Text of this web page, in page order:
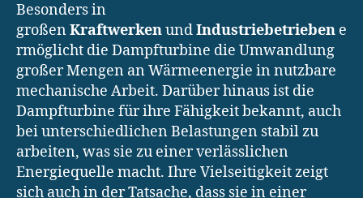
Besonders in
großenKraftwerkenundIndustriebetrieben e
rmöglicht die Dampfturbine die Umwandlung
großer Mengen an Wärmeenergie in nutzbare
mechanische Arbeit. Darüber hinaus ist die
Dampfturbine für ihre Fähigkeit bekannt, auch
bei unterschiedlichen Belastungen stabil zu
arbeiten, was sie zu einer verlässlichen
Energiequelle macht. Ihre Vielseitigkeit zeigt
sich auch in der Tatsache, dass sie in einer